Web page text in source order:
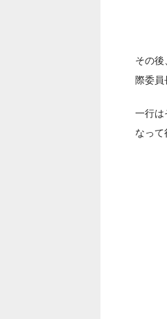
その
際委員
一行は
なっ